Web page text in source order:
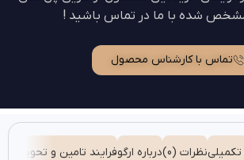
شده با ما در تماس باشید !
تماس با کارشناس محصول
نظرات (0) درباره ارگوفرایند تامین و تحویل